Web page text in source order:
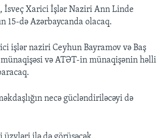
İsveç Xarici İşlər Naziri Ann Linde
15-də Azərbaycanda olacaq.
işlər naziri Ceyhun Bayramov və Baş
və ATƏT-in münaqişənin həlli
necə gücləndiriləcəyi də